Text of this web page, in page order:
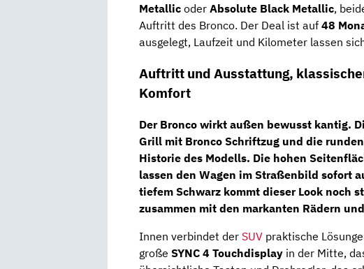
Metallic oder Absolute Black Metallic,
Auftritt des Bronco. Der Deal ist auf 48
ausgelegt, Laufzeit und Kilometer lassen
Auftritt und Ausstattung,
Komfort
Der Bronco wirkt außen bewusst kantig.
Grill mit Bronco Schriftzug und die
Historie des Modells. Die hohen
lassen den Wagen im Straßenbild sofort
tiefem Schwarz kommt dieser Look noch
zusammen mit den markanten Rädern
Innen verbindet der SUV praktische
große SYNC 4 Touchdisplay in der Mitte,